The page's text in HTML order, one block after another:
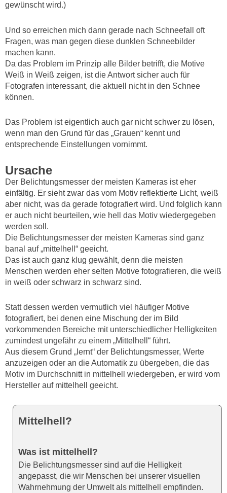
gewünscht wird.)
Und so erreichen mich dann gerade nach Schneefall oft
Fragen, was man gegen diese dunklen Schneebilder
machen kann.
Da das Problem im Prinzip alle Bilder betrifft, die Motive
Weiß in Weiß zeigen, ist die Antwort sicher auch für
Fotografen interessant, die aktuell nicht in den Schnee
können.
Das Problem ist eigentlich auch gar nicht schwer zu lösen,
wenn man den Grund für das „Grauen“ kennt und
entsprechende Einstellungen vornimmt.
Ursache
Der Belichtungsmesser der meisten Kameras ist eher
einfältig. Er sieht zwar das vom Motiv reflektierte Licht, weiß
aber nicht, was da gerade fotografiert wird. Und folglich kann
er auch nicht beurteilen, wie hell das Motiv wiedergegeben
werden soll.
Die Belichtungsmesser der meisten Kameras sind ganz
banal auf „mittelhell“ geeicht.
Das ist auch ganz klug gewählt, denn die meisten
Menschen werden eher selten Motive fotografieren, die weiß
in weiß oder schwarz in schwarz sind.
Statt dessen werden vermutlich viel häufiger Motive
fotografiert, bei denen eine Mischung der im Bild
vorkommenden Bereiche mit unterschiedlicher Helligkeiten
zumindest ungefähr zu einem „Mittelhell“ führt.
Aus diesem Grund „lernt“ der Belichtungsmesser, Werte
anzuzeigen oder an die Automatik zu übergeben, die das
Motiv im Durchschnitt in mittelhell wiedergeben, er wird vom
Hersteller auf mittelhell geeicht.
Mittelhell?
Was ist mittelhell?
Die Belichtungsmesser sind auf die Helligkeit
angepasst, die wir Menschen bei unserer visuellen
Wahrnehmung der Umwelt als mittelhell empfinden.